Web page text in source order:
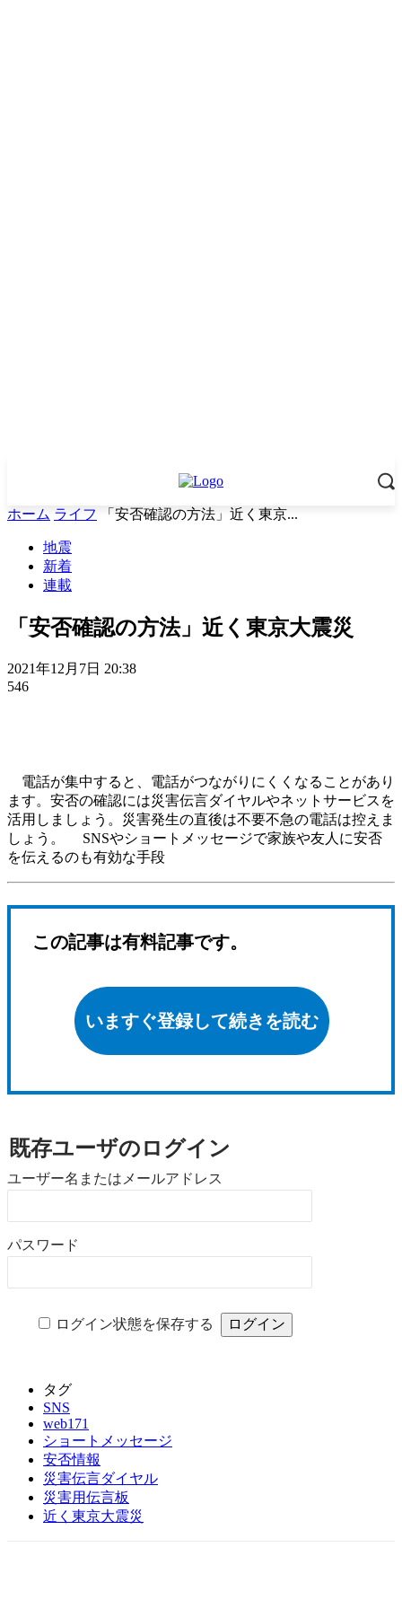
ホーム ライフ 「安否確認の方法」近く東京...
地震
新着
連載
「安否確認の方法」近く東京大震災
2021年12月7日 20:38
546
電話が集中すると、電話がつながりにくくなることがあり
ます。安否の確認には災害伝言ダイヤルやネットサービスを
活用しましょう。災害発生の直後は不要不急の電話は控えま
しょう。 SNSやショートメッセージで家族や友人に安否
を伝えるのも有効な手段
この記事は有料記事です。
いますぐ登録して続きを読む
既存ユーザのログイン
ユーザー名またはメールアドレス
パスワード
ログイン状態を保存する
タグ
SNS
web171
ショートメッセージ
安否情報
災害伝言ダイヤル
災害用伝言板
近く東京大震災